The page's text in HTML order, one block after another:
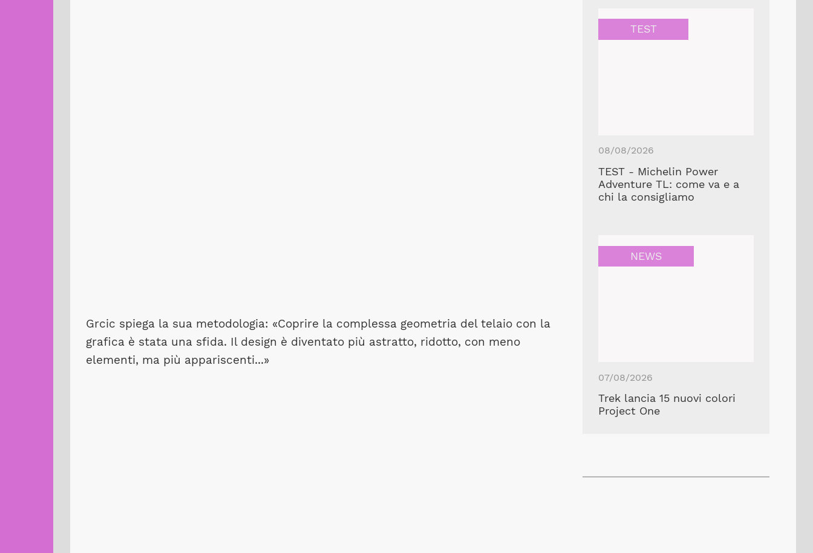
Grcic spiega la sua metodologia: «Coprire la complessa geometria del telaio con la
grafica è stata una sfida. Il design è diventato più astratto, ridotto, con meno
elementi, ma più appariscenti...»
TEST
08/08/2026
TEST - Michelin Power
Adventure TL: come va e a
chi la consigliamo
NEWS
07/08/2026
Trek lancia 15 nuovi colori
Project One